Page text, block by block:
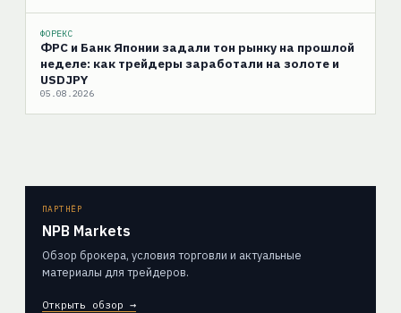
ФОРЕКС
ФРС и Банк Японии задали тон рынку на прошлой
неделе: как трейдеры заработали на золоте и
USDJPY
05.08.2026
ПАРТНЁР
NPB Markets
Обзор брокера, условия торговли и актуальные
материалы для трейдеров.
Открыть обзор →